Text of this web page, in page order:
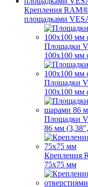
Крепления
площадками
Площадки
100x100 мм
Площадки
100x100 мм
Площадки
86 мм
Крепления
75x75 мм